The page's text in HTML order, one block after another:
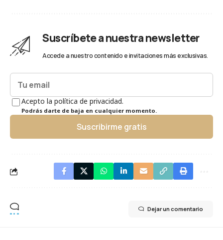
Suscríbete a nuestra newsletter
Accede a nuestro contenido e invitaciones más exclusivas.
Acepto la política de privacidad.
Podrás darte de baja en cualquier momento.
Suscribirme gratis
Dejar un comentario